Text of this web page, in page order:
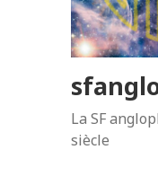
La SF
siècle